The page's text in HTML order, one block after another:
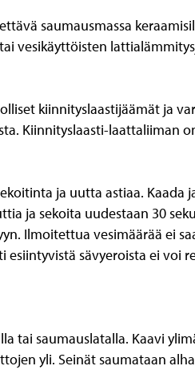
saumausmassa
vesikäyttöisten
kiinnityslaastijäämät ja
Kiinnityslaasti-laattaliiman
ja uutta astiaa. Kaada
ja sekoita uudestaan 30
Ilmoitettua vesimäärää ei
esiintyvistä sävyeroista ei
tai saumauslatalla. Kaavi
yli. Seinät saumataan